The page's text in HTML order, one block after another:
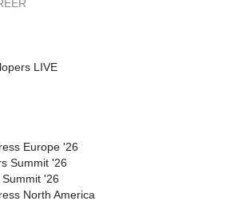
LIVE
Europe '26
Summit '26
'26
North America